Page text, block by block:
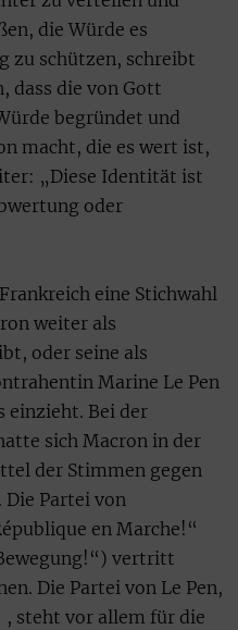
die Würde es
zu schützen, schreibt
dass die von Gott
begründet und
macht, die es wert ist,
„Diese Identität ist
oder
eine Stichwahl
weiter als
oder seine als
Marine Le Pen
einzieht. Bei der
sich Macron in der
der Stimmen gegen
Die Partei von
en Marche!“
vertritt
Die Partei von Le Pen,
, steht vor allem für die